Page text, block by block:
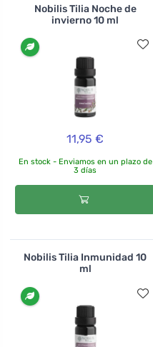
Nobilis Tilia Noche de
invierno 10 ml
11,95 €
En stock - Enviamos en un plazo de
3 días
Nobilis Tilia Inmunidad 10
ml